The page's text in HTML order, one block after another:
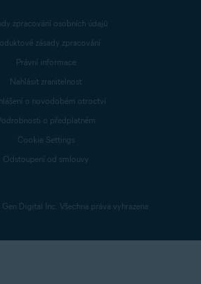
Digital Inc. Všechna práva vyhrazena.
zpracování osobních údajů
zásady zpracování
Právní informace
Nahlásit zranitelnost
o novodobém otroctví
o předplatném
Cookie Settings
Odstoupení od smlouvy